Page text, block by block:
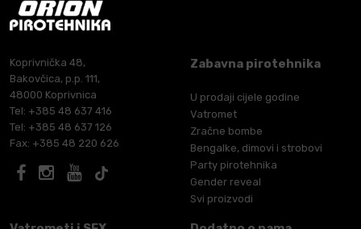
Koprivnička 48,
Bakovčica, p.p. 111,
48000 Koprivnica
Tel: +385 48 637 416
Tel: +385 48 637 126
Fax: +385 48 220 626
Zabavna pirotehnika
U prodaji cijele godine
Vatromet
Zračne bombe
Bengalke, dimovi i strobovi
Party pirotehnika
Gender reveal
Svi proizvodi